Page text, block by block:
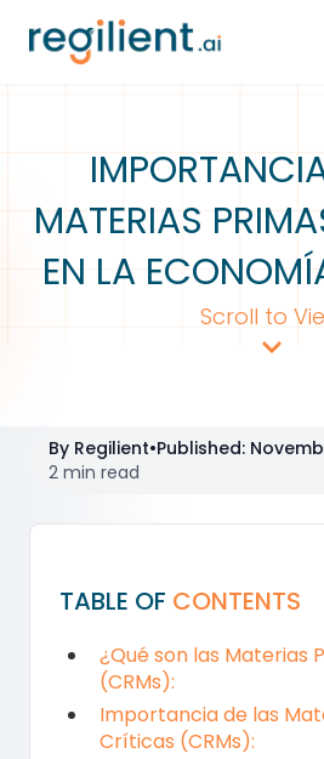
MATERIAS
EN LA
Scroll to
By Regilient•Published:
2 min read
TABLE OF CONTENTS
¿Qué son las Materias
(CRMs):
Importancia de las
Críticas (CRMs):